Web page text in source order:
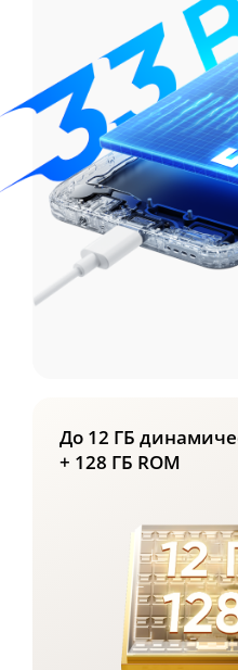
До 12 ГБ
+ 128 ГБ ROM